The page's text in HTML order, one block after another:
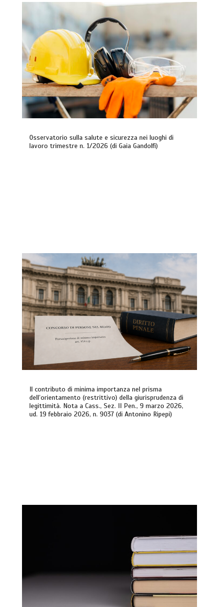
Osservatorio sulla salute e sicurezza nei luoghi di
lavoro trimestre n. 1/2026 (di Gaia Gandolfi)
Il contributo di minima importanza nel prisma
dell’orientamento (restrittivo) della giurisprudenza di
legittimità. Nota a Cass., Sez. II Pen., 9 marzo 2026,
ud. 19 febbraio 2026, n. 9037 (di Antonino Ripepi)